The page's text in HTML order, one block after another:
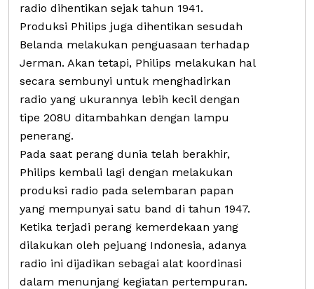
radio dihentikan sejak tahun 1941.
Produksi Philips juga dihentikan sesudah
Belanda melakukan penguasaan terhadap
Jerman. Akan tetapi, Philips melakukan hal
secara sembunyi untuk menghadirkan
radio yang ukurannya lebih kecil dengan
tipe 208U ditambahkan dengan lampu
penerang.
Pada saat perang dunia telah berakhir,
Philips kembali lagi dengan melakukan
produksi radio pada selembaran papan
yang mempunyai satu band di tahun 1947.
Ketika terjadi perang kemerdekaan yang
dilakukan oleh pejuang Indonesia, adanya
radio ini dijadikan sebagai alat koordinasi
dalam menunjang kegiatan pertempuran.